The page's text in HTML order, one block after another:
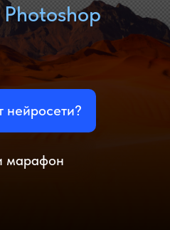
нейросети?
марафон